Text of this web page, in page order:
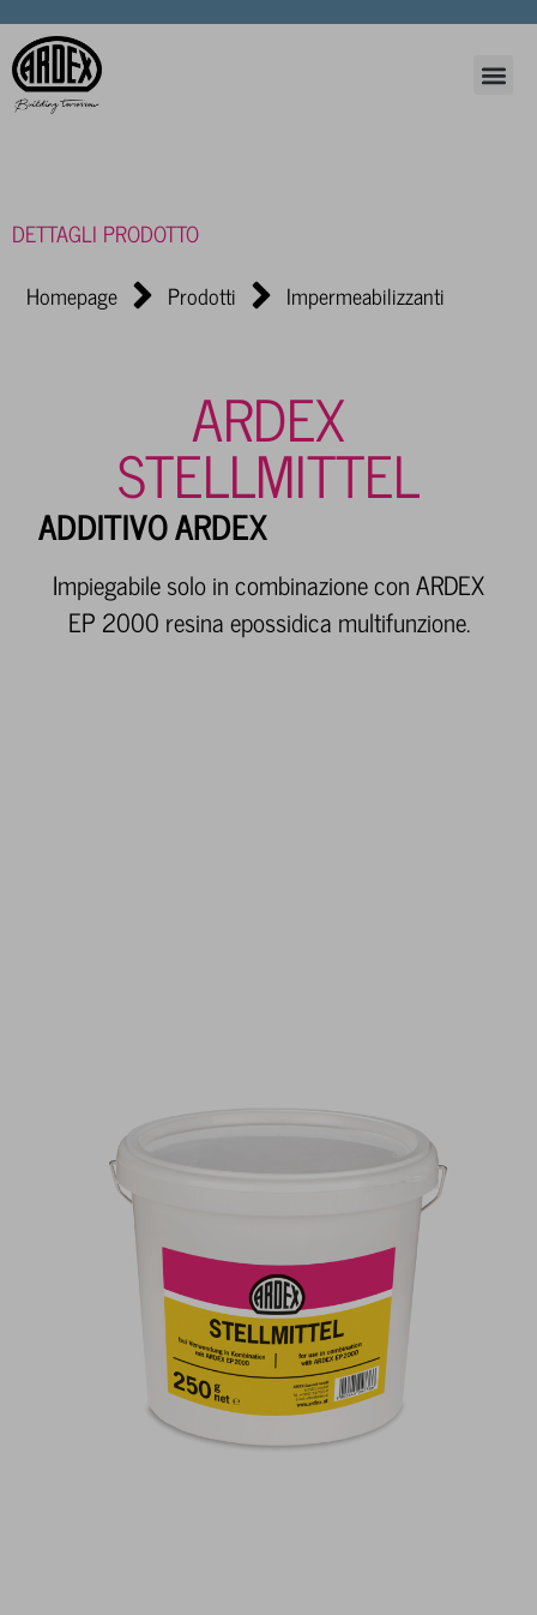
DETTAGLI PRODOTTO
Homepage
Prodotti Impermeabilizzanti
ARDEX
STELLMITTEL
ADDITIVO ARDEX
Impiegabile solo in combinazione con ARDEX
EP 2000 resina epossidica multifunzione.